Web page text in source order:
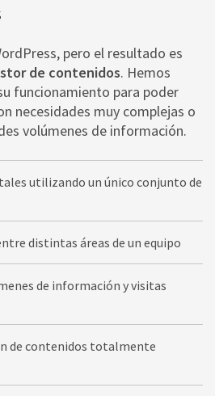
pero el resultado es
de contenidos. Hemos
funcionamiento para poder
necesidades muy complejas o
volúmenes de información.
utilizando un único conjunto de
distintas áreas de un equipo
de información y visitas
de contenidos totalmente